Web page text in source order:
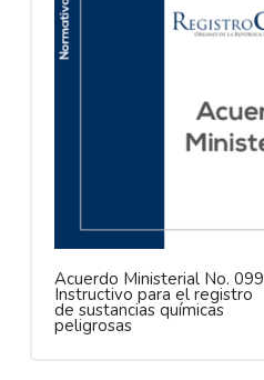
Acuerdo Ministerial No. 099
Instructivo para el registro
de sustancias químicas
peligrosas